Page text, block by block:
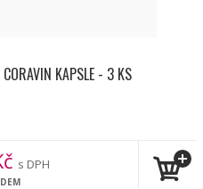
CORAVIN KAPSLE - 3 KS
s DPH